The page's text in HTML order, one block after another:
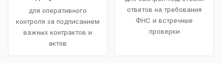
для оперативного
контроля за подписанием
важных контрактов и
актов
ответов на требования
ФНС и встречные
проверки